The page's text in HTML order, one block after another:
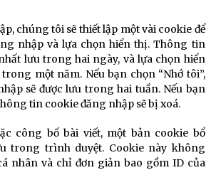
5 năm ago
chúng tôi sẽ thiết lập một vài cookie để
nhập và lựa chọn hiển thị. Thông tin
lưu trong hai ngày, và lựa chọn hiển
một năm. Nếu bạn chọn “Nhớ tôi”,
sẽ được lưu trong hai tuần. Nếu bạn
tin cookie đăng nhập sẽ bị xoá.
công bố bài viết, một bản cookie bổ
trong trình duyệt. Cookie này không
nhân và chỉ đơn giản bao gồm ID của